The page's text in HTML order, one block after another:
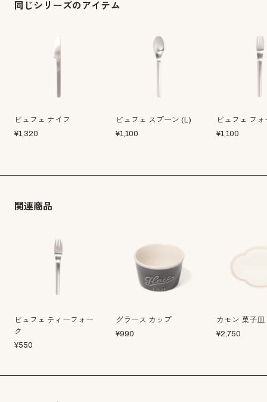
同じシリーズのアイテム
ビュフェ ナイフ
¥1,320
ビュフェ スプーン (L)
¥1,100
ビュフェ フ
¥1,100
関連商品
ビュフェ ティーフォー
ク
¥550
グラース カップ
¥990
カモン 菓子皿
¥2,750